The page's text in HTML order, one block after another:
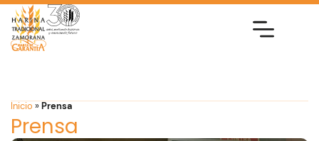
Inicio »Prensa
Prensa